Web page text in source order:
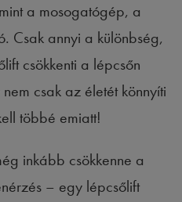
a mosogatógép, a
Csak annyi a különbség,
csökkenti a lépcsőn
csak az életét könnyíti
többé emiatt!
inkább csökkenne a
– egy lépcsőlift